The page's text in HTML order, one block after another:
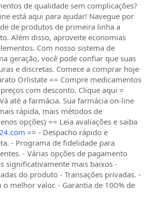
de qualidade sem complicações?
está aqui para ajudar! Navegue por
de produtos de primeira linha a
Além disso, aproveite economias
Com nosso sistema de
geração, você pode confiar que suas
e discretas. Comece a comprar hoje
Orlistate == Compre medicamentos
com desconto. Clique aqui =
até a farmácia. Sua farmácia on-line
rápida, mais métodos de
opções) == Leia avaliações e saiba
== - Despacho rápido e
- Programa de fidelidade para
- Várias opções de pagamento
significativamente mais baixos -
do produto - Transações privadas. -
melhor valor. - Garantia de 100% de